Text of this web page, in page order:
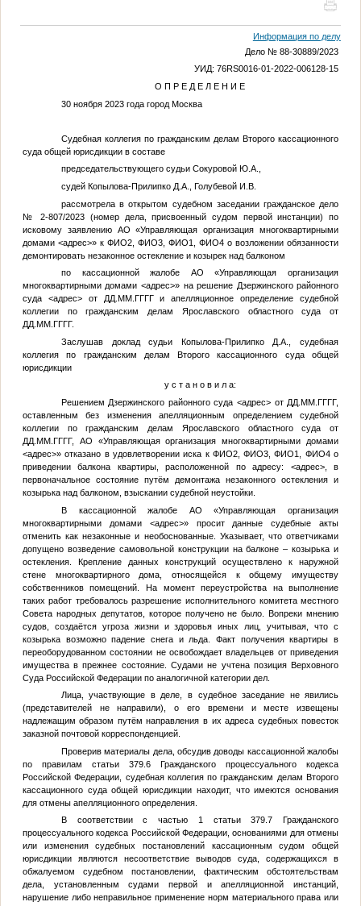
Информация по делу
Дело № 88-30889/2023
УИД: 76RS0016-01-2022-006128-15
О П Р Е Д Е Л Е Н И Е
30 ноября 2023 года город Москва
Судебная коллегия по гражданским делам Второго кассационного
суда общей юрисдикции в составе
председательствующего судьи Сокуровой Ю.А.,
судей Копылова-Прилипко Д.А., Голубевой И.В.
рассмотрела в открытом судебном заседании гражданское дело
№ 2-807/2023 (номер дела, присвоенный судом первой инстанции) по
исковому заявлению АО «Управляющая организация многоквартирными
домами <адрес>» кФИО2 ,ФИО3 ,ФИО1 ,ФИО4 о возложении обязанности
демонтировать незаконное остекление и козырек над балконом
по кассационной жалобе АО «Управляющая организация
многоквартирными домами <адрес>» на решение Дзержинского районного
суда <адрес>от ДД.ММ.ГГГГи апелляционное определение судебной
коллегии по гражданским делам Ярославского областного суда от
ДД.ММ.ГГГГ.
Заслушав доклад судьи Копылова-Прилипко Д.А., судебная
коллегия по гражданским делам Второго кассационного суда общей
юрисдикции
у с т а н о в и л а:
Решением Дзержинского районного суда<адрес> от ДД.ММ.ГГГГ,
оставленным без изменения апелляционным определением судебной
коллегии по гражданским делам Ярославского областного суда от
ДД.ММ.ГГГГ, АО «Управляющая организация многоквартирными домами
<адрес>» отказано в удовлетворении иска к ФИО2,ФИО3 ,ФИО1 ФИО4о
приведении балкона квартиры, расположенной по адресу: <адрес>, в
первоначальное состояние путём демонтажа незаконного остекления и
козырька над балконом, взыскании судебной неустойки.
В кассационной жалобе АО «Управляющая организация
многоквартирными домами <адрес>» просит данные судебные акты
отменить как незаконные и необоснованные. Указывает, что ответчиками
допущено возведение самовольной конструкции на балконе – козырька и
остекления. Крепление данных конструкций осуществлено к наружной
стене многоквартирного дома, относящейся к общему имуществу
собственников помещений. На момент переустройства на выполнение
таких работ требовалось разрешение исполнительного комитета местного
Совета народных депутатов, которое получено не было. Вопреки мнению
судов, создаётся угроза жизни и здоровья иных лиц, учитывая, что с
козырька возможно падение снега и льда. Факт получения квартиры в
переоборудованном состоянии не освобождает владельцев от приведения
имущества в прежнее состояние. Судами не учтена позиция Верховного
Суда Российской Федерации по аналогичной категории дел.
Лица, участвующие в деле, в судебное заседание не явились
(представителей не направили), о его времени и месте извещены
надлежащим образом путём направления в их адреса судебных повесток
заказной почтовой корреспонденцией.
Проверив материалы дела, обсудив доводы кассационной жалобы
по правилам статьи 379.6 Гражданского процессуального кодекса
Российской Федерации, судебная коллегия по гражданским делам Второго
кассационного суда общей юрисдикции находит, что имеются основания
для отмены апелляционного определения.
В соответствии с частью 1 статьи 379.7 Гражданского
процессуального кодекса Российской Федерации, основаниями для отмены
или изменения судебных постановлений кассационным судом общей
юрисдикции являются несоответствие выводов суда, содержащихся в
обжалуемом судебном постановлении, фактическим обстоятельствам
дела, установленным судами первой и апелляционной инстанций,
нарушение либо неправильное применение норм материального права или